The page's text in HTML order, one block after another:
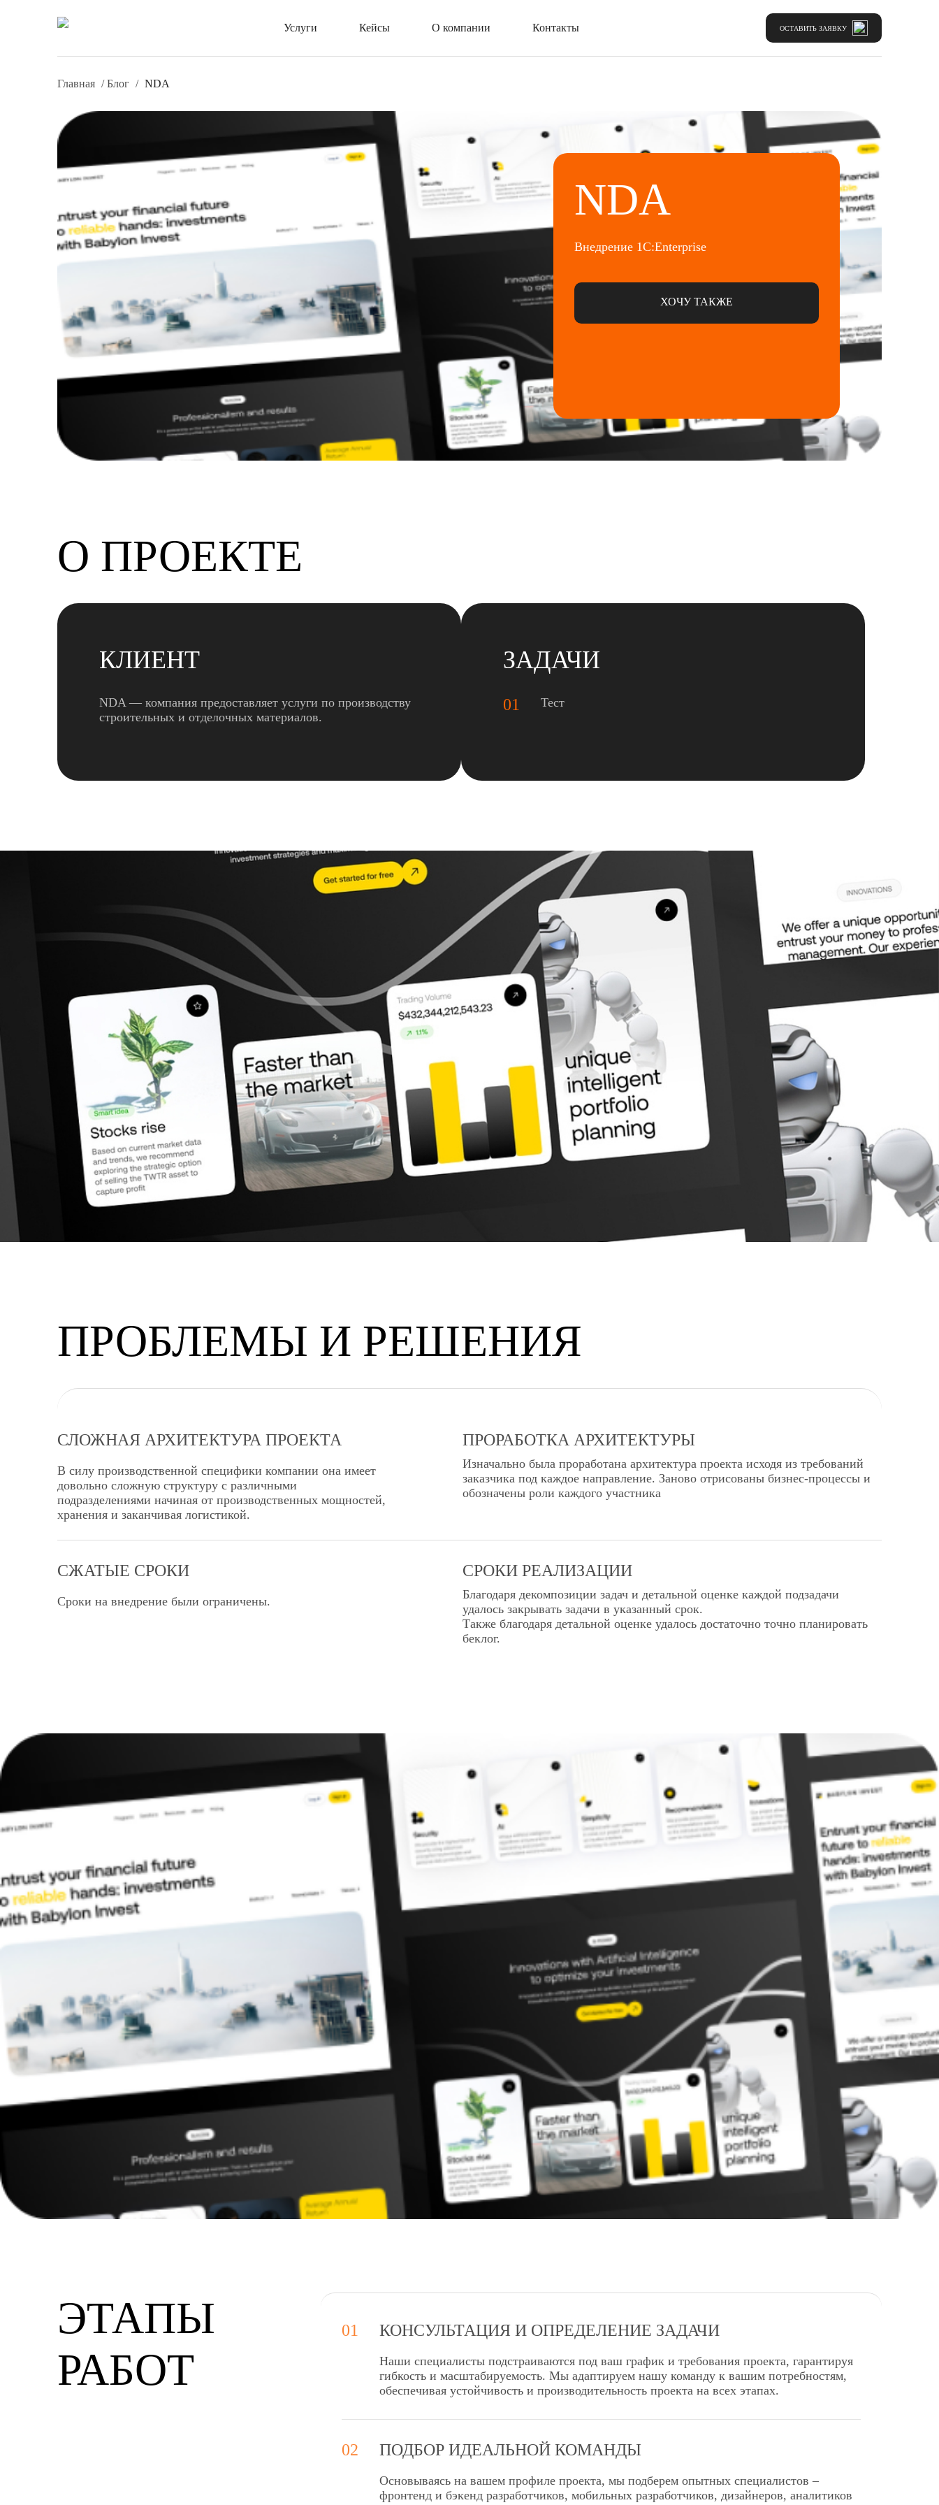
Услуги Кейсы О компании Контакты ОСТАВИТЬ ЗАЯВКУ
Главная /Блог / NDA
NDA
Внедрение 1C:Enterprise
ХОЧУ ТАКЖЕ
О ПРОЕКТЕ
КЛИЕНТ
NDA — компания предоставляет услуги по производству
строительных и отделочных материалов.
ЗАДАЧИ
01 Тест
ПРОБЛЕМЫ И РЕШЕНИЯ
СЛОЖНАЯ АРХИТЕКТУРА ПРОЕКТА
В силу производственной специфики компании она имеет
довольно сложную структуру с различными
подразделениями начиная от производственных мощностей,
хранения и заканчивая логистикой.
ПРОРАБОТКА АРХИТЕКТУРЫ
Изначально была проработана архитектура проекта исходя из требований
заказчика под каждое направление. Заново отрисованы бизнес-процессы и
обозначены роли каждого участника
СЖАТЫЕ СРОКИ
Сроки на внедрение были ограничены.
СРОКИ РЕАЛИЗАЦИИ
Благодаря декомпозиции задач и детальной оценке каждой подзадачи
удалось закрывать задачи в указанный срок.
Также благодаря детальной оценке удалось достаточно точно планировать
беклог.
ЭТАПЫ
РАБОТ
01 КОНСУЛЬТАЦИЯ И ОПРЕДЕЛЕНИЕ ЗАДАЧИ
Наши специалисты подстраиваются под ваш график и требования проекта, гарантируя
гибкость и масштабируемость. Мы адаптируем нашу команду к вашим потребностям,
обеспечивая устойчивость и производительность проекта на всех этапах.
02 ПОДБОР ИДЕАЛЬНОЙ КОМАНДЫ
Основываясь на вашем профиле проекта, мы подберем опытных специалистов –
фронтенд и бэкенд разработчиков, мобильных разработчиков, дизайнеров, аналитиков